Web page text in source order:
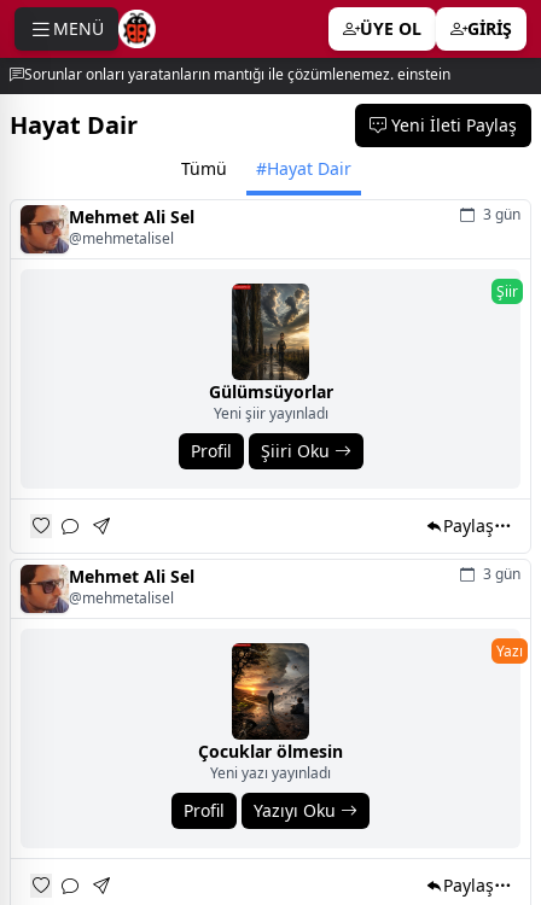
MENÜ ÜYE OL GİRİŞ
Sorunlar onları yaratanların mantığı ile çözümlenemez. einstein
Hayat Dair
Yeni İleti Paylaş
Tümü
#Hayat Dair
Mehmet Ali Sel
@mehmetalisel
3 gün
Şiir
Gülümsüyorlar
Yeni şiir yayınladı
Profil Şiiri Oku
Paylaş
Mehmet Ali Sel
@mehmetalisel
3 gün
Yazı
Çocuklar ölmesin
Yeni yazı yayınladı
Profil Yazıyı Oku
Paylaş
menu